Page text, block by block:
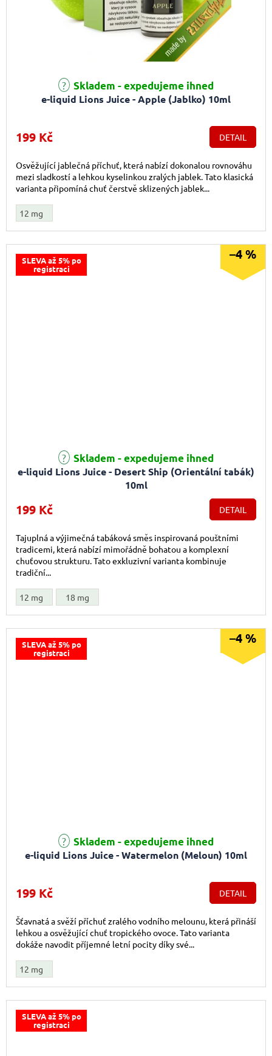
e-liquid Lions Juice - Apple (Jablko) 10ml
Skladem - expedujeme ihned
199 Kč DETAIL
Osvěžující jablečná příchuť, která nabízí dokonalou rovnováhu
mezi sladkostí a lehkou kyselinkou zralých jablek. Tato klasická
varianta připomíná chuť čerstvě sklizených jablek...
12 mg
SLEVA až 5% po
registraci
–4 %
e-liquid Lions Juice - Desert Ship (Orientální tabák)
10ml
Skladem - expedujeme ihned
199 Kč DETAIL
Tajuplná a výjimečná tabáková směs inspirovaná pouštními
tradicemi, která nabízí mimořádně bohatou a komplexní
chuťovou strukturu. Tato exkluzivní varianta kombinuje
tradiční...
12 mg 18 mg
SLEVA až 5% po
registraci
–4 %
e-liquid Lions Juice - Watermelon (Meloun) 10ml
Skladem - expedujeme ihned
199 Kč DETAIL
Šťavnatá a svěží příchuť zralého vodního melounu, která přináší
lehkou a osvěžující chuť tropického ovoce. Tato varianta
dokáže navodit příjemné letní pocity díky své...
12 mg
SLEVA až 5% po
registraci